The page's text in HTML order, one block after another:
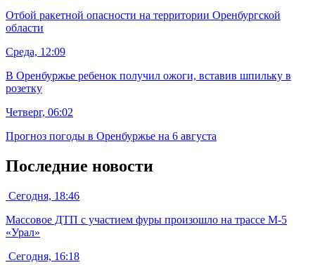
Отбой ракетной опасности на территории Оренбургской
области
Среда, 12:09
В Оренбуржье ребенок получил ожоги, вставив шпильку в
розетку
Четверг, 06:02
Прогноз погоды в Оренбуржье на 6 августа
Последние новости
Сегодня, 18:46
Массовое ДТП с участием фуры произошло на трассе М-5
«Урал»
Сегодня, 16:18